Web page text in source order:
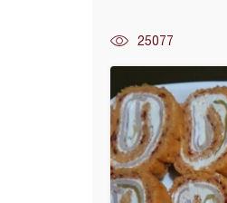
25077
sa domaćim korama